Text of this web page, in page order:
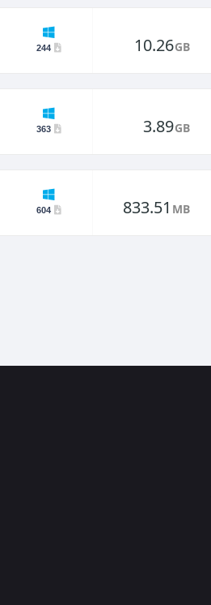
244 10.26GB
363 3.89GB
604 833.51MB